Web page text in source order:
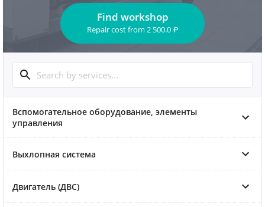
Find workshop
Repair costfrom 2 500.0 ₽
Вспомогательное оборудование, элементы
управления
Выхлопная система
Двигатель (ДВС)